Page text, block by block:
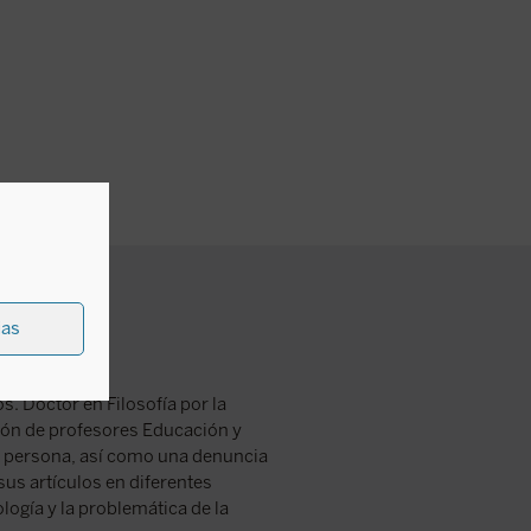
Doctor en Filosofía por la
de profesores Educación y
así como una denuncia
artículos en diferentes
y la problemática de la